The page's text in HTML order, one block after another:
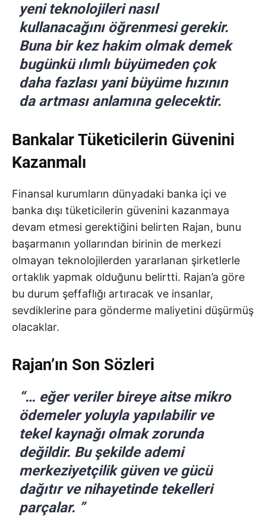
yeni teknolojileri nasıl
kullanacağını öğrenmesi gerekir.
Buna bir kez hakim olmak demek
bugünkü ılımlı büyümeden çok
daha fazlası yani büyüme hızının
da artması anlamına gelecektir.
Bankalar Tüketicilerin Güvenini
Kazanmalı
Finansal kurumların dünyadaki banka içi ve
banka dışı tüketicilerin güvenini kazanmaya
devam etmesi gerektiğini belirten Rajan, bunu
başarmanın yollarından birinin de merkezi
olmayan teknolojilerden yararlanan şirketlerle
ortaklık yapmak olduğunu belirtti. Rajan’a göre
bu durum şeffaflığı artıracak ve insanlar,
sevdiklerine para gönderme maliyetini düşürmüş
olacaklar.
Rajan’ın Son Sözleri
“… eğer veriler bireye aitse mikro
ödemeler yoluyla yapılabilir ve
tekel kaynağı olmak zorunda
değildir. Bu şekilde ademi
merkeziyetçilik güven ve gücü
dağıtır ve nihayetinde tekelleri
parçalar. ”